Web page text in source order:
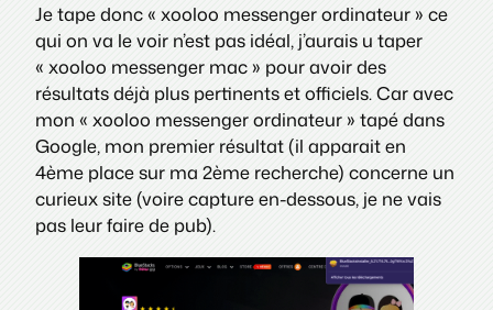
Je tape donc « xooloo messenger ordinateur » ce
qui on va le voir n’est pas idéal, j’aurais u taper
« xooloo messenger mac » pour avoir des
résultats déjà plus pertinents et officiels. Car avec
mon « xooloo messenger ordinateur » tapé dans
Google, mon premier résultat (il apparait en
4ème place sur ma 2ème recherche) concerne un
curieux site (voire capture en-dessous, je ne vais
pas leur faire de pub).